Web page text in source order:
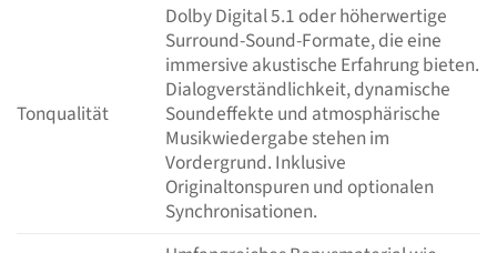
Tonqualität
Dolby Digital 5.1 oder höherwertige
Surround-Sound-Formate, die eine
immersive akustische Erfahrung bieten.
Dialogverständlichkeit, dynamische
Soundeffekte und atmosphärische
Musikwiedergabe stehen im
Vordergrund. Inklusive
Originaltonspuren und optionalen
Synchronisationen.